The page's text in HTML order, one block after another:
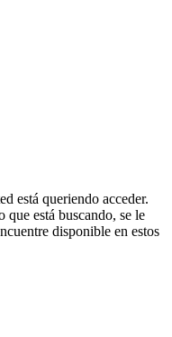
está queriendo acceder.
que está buscando, se le
disponible en estos